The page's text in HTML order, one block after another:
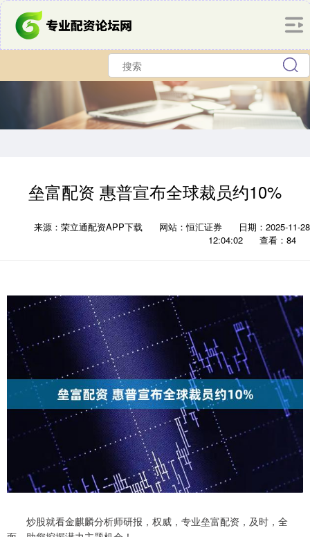
垒富配资 惠普宣布全球裁员约10%
来源：荣立通配资APP下载 网站：恒汇证券
日期：2025-11-28
12:04:02
查看：84
炒股就看金麒麟分析师研报，权威，专业垒富配资，及时，全